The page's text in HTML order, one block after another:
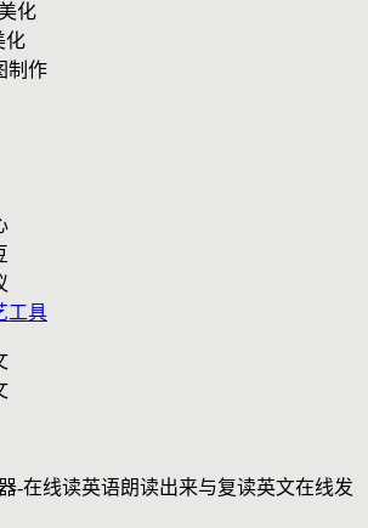
化
化
制作
工具
-在线读英语朗读出来与复读英文在线发